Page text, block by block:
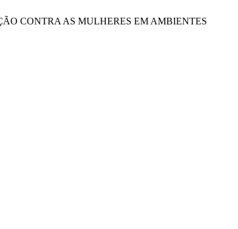
CONTRA AS MULHERES EM AMBIENTES